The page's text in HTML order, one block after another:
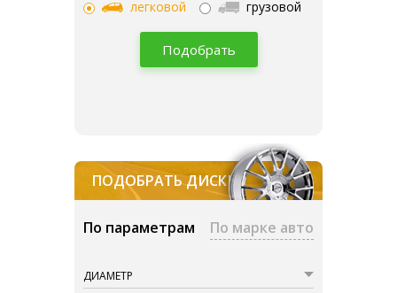
легковой грузовой
Подобрать
ПОДОБРАТЬ ДИСКИ
По параметрам По марке авто
ДИАМЕТР